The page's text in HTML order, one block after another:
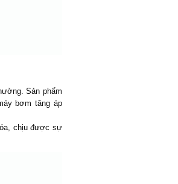
Sản phẩm
bơm tăng áp
chịu được sự